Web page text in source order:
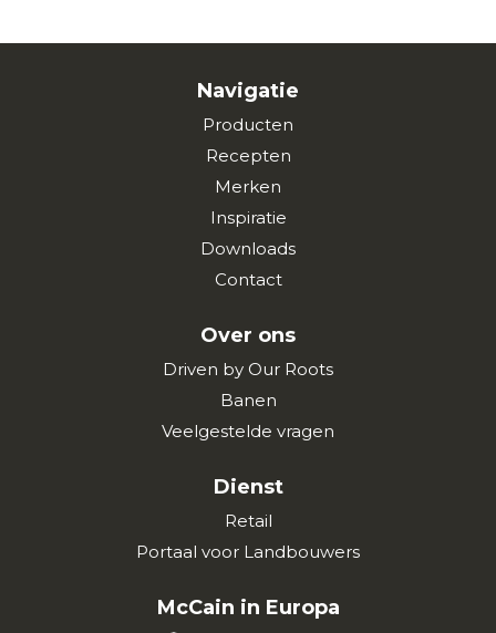
Navigatie
Producten
Recepten
Merken
Inspiratie
Downloads
Contact
Over ons
Driven by Our Roots
Banen
Veelgestelde vragen
Dienst
Retail
Portaal voor Landbouwers
McCain in Europa